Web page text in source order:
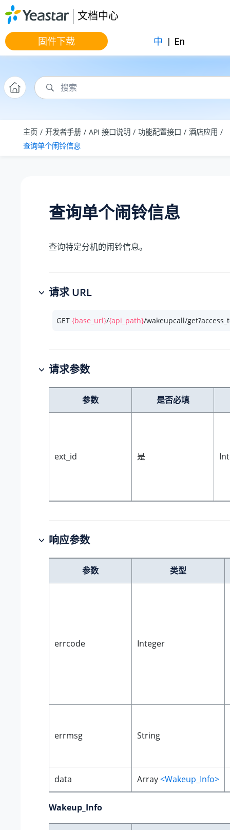
跳转到主要内容
文档中心
固件下载 中 | En
主页 开发者手册 API 接口说明 功能配置接口
酒店应用
查询单个闹铃信息
查询单个闹铃信息
查询特定分机的闹铃信息。
请求 URL
GET {base_url}/{api_path}/wakeupcall/
请求参数
参数 是否必填
ext_id 是
响应参数
参数 类型
errcode Integer
errmsg String
data Array<Wakeup_Info>
Wakeup_Info